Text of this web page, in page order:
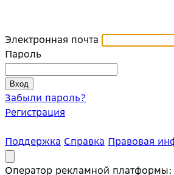
Электронная почта
Пароль
Забыли пароль?
Регистрация
Поддержка Справка Правовая
Оператор рекламной